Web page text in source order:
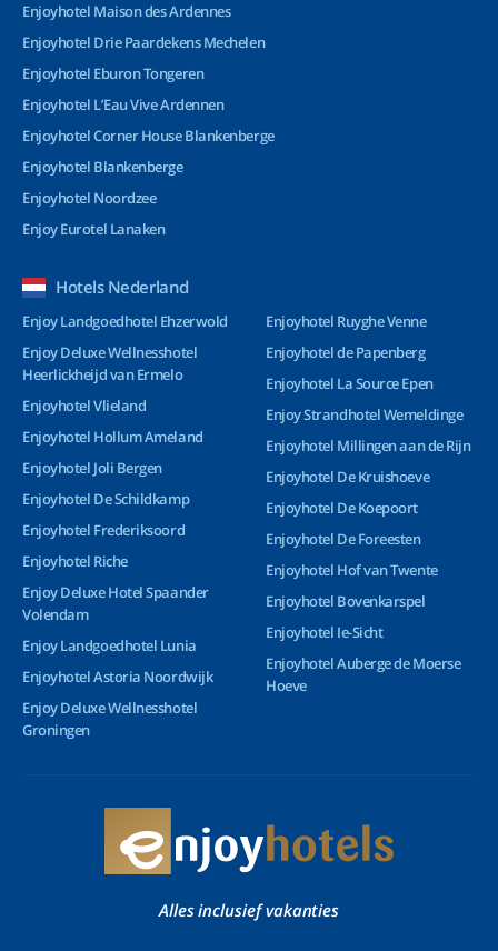
Enjoyhotel Maison des Ardennes
Enjoyhotel Drie Paardekens Mechelen
Enjoyhotel Eburon Tongeren
Enjoyhotel L’Eau Vive Ardennen
Enjoyhotel Corner House Blankenberge
Enjoyhotel Blankenberge
Enjoyhotel Noordzee
Enjoy Eurotel Lanaken
Hotels Nederland
Enjoy Landgoedhotel Ehzerwold
Enjoy Deluxe Wellnesshotel
Heerlickheijd van Ermelo
Enjoyhotel Vlieland
Enjoyhotel Hollum Ameland
Enjoyhotel Joli Bergen
Enjoyhotel De Schildkamp
Enjoyhotel Frederiksoord
Enjoyhotel Riche
Enjoy Deluxe Hotel Spaander
Volendam
Enjoy Landgoedhotel Lunia
Enjoyhotel Astoria Noordwijk
Enjoy Deluxe Wellnesshotel
Groningen
Enjoyhotel Ruyghe Venne
Enjoyhotel de Papenberg
Enjoyhotel La Source Epen
Enjoy Strandhotel Wemeldinge
Enjoyhotel Millingen aan de Rijn
Enjoyhotel De Kruishoeve
Enjoyhotel De Koepoort
Enjoyhotel De Foreesten
Enjoyhotel Hof van Twente
Enjoyhotel Bovenkarspel
Enjoyhotel Ie-Sicht
Enjoyhotel Auberge de Moerse
Hoeve
Alles inclusief vakanties